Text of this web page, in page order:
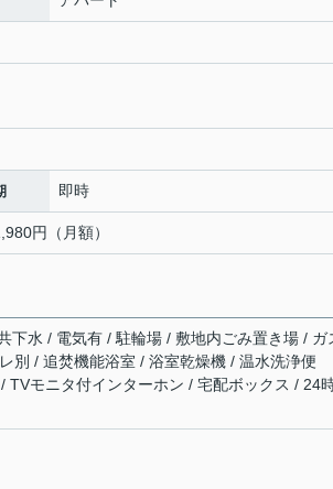
即時
円（月額）
下水 / 電気有 / 駐輪場 / 敷地内ごみ置き場 / ガ
別 / 追焚機能浴室 / 浴室乾燥機 / 温水洗浄便
モニタ付インターホン / 宅配ボックス / 24